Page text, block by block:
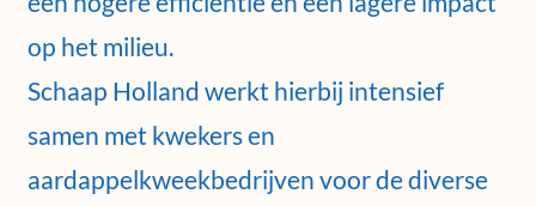
op het milieu.
Schaap Holland werkt hierbij intensief
samen met kwekers en
aardappelkweekbedrijven voor de diverse